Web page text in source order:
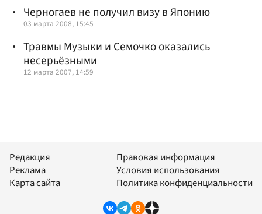
Черногаев не получил визу в Японию
03 марта 2008, 15:45
Травмы Музыки и Семочко оказались
несерьёзными
12 марта 2007, 14:59
Редакция
Реклама
Карта сайта
Правовая информация
Условия использования
Политика конфиденциальности